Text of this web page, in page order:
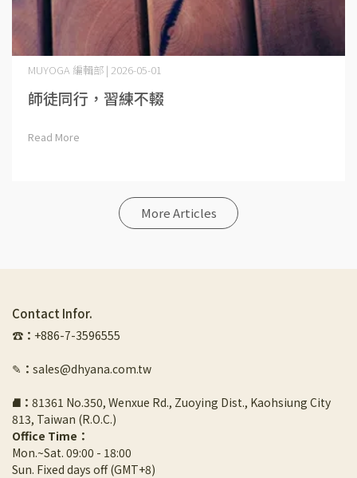
MUYOGA 編輯部 | 2026-05-01
師徒同行，習練不輟
Read More
More Articles
Contact Infor.
☎︎ ： +886-7-3596555
✎ ： sales@dhyana.com.tw
⛘ ： 81361 No.350, Wenxue Rd., Zuoying Dist., Kaohsiung City
813, Taiwan (R.O.C.)
Office Time：
Mon.~Sat. 09:00 - 18:00
Sun. Fixed days off (GMT+8)